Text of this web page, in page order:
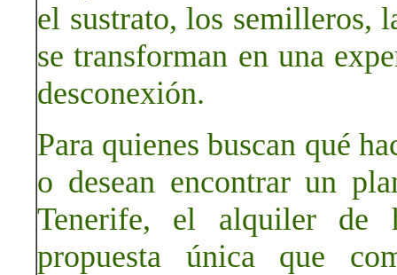
el sustrato, los semilleros,
se transforman en una
desconexión.
Para quienes buscan qué
o desean encontrar un
Tenerife, el alquiler de
propuesta única que